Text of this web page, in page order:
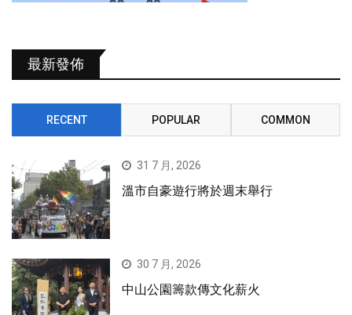
最新發佈
RECENT POPULAR COMMON
31 7 月, 2026
溫市自豪遊行將於週末舉行
30 7 月, 2026
中山公園籌款傳文化薪火